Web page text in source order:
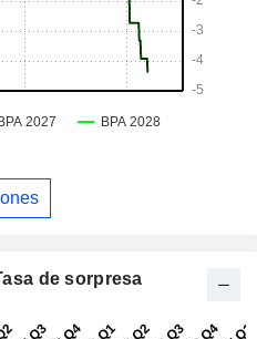
de sorpresa